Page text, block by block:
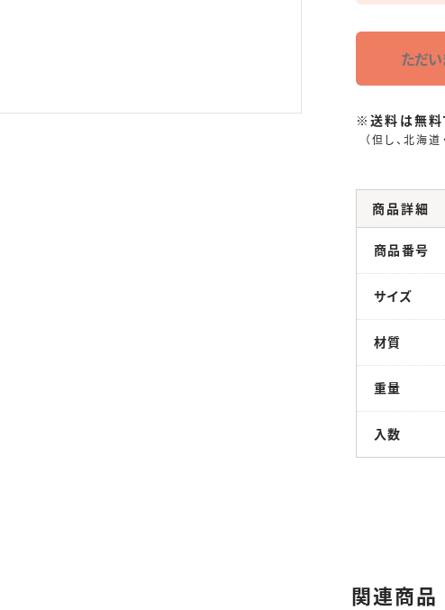
ただい
※送料は無料
（但し、北海
商品詳細
商品番号
サイズ
材質
重量
入数
関連商品